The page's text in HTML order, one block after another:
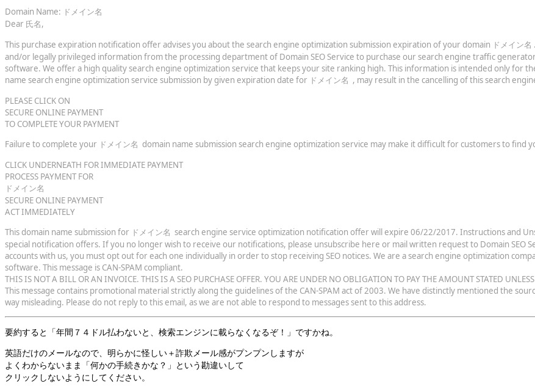
Domain Name: ドメイン名
Dear 氏名,
This purchase expiration notification offer advises you about the search engine optimization submission expiration of your domain ドメイン
and/or legally privileged information from the processing department of Domain SEO Service to purchase our search engine traffic
software. We offer a high quality search engine optimization service that keeps your site ranking high. This information is intended only for
name search engine optimization service submission by given expiration date for ドメイン名 , may result in the cancelling of this search
PLEASE CLICK ON
SECURE ONLINE PAYMENT
TO COMPLETE YOUR PAYMENT
Failure to complete your ドメイン名 domain name submission search engine optimization service may make it difficult for customers to find
CLICK UNDERNEATH FOR IMMEDIATE PAYMENT
PROCESS PAYMENT FOR
ドメイン名
SECURE ONLINE PAYMENT
ACT IMMEDIATELY
This domain name submission for ドメイン名 search engine service optimization notification offer will expire 06/22/2017. Instructions and
special notification offers. If you no longer wish to receive our notifications, please unsubscribe here or mail written request to Domain SEO
accounts with us, you must opt out for each one individually in order to stop receiving SEO notices. We are a search engine optimization
software. This message is CAN-SPAM compliant.
THIS IS NOT A BILL OR AN INVOICE. THIS IS A SEO PURCHASE OFFER. YOU ARE UNDER NO OBLIGATION TO PAY THE AMOUNT STATED
This message contains promotional material strictly along the guidelines of the CAN-SPAM act of 2003. We have distinctly mentioned the
way misleading. Please do not reply to this email, as we are not able to respond to messages sent to this address.
要約すると「年間７４ドル払わないと、検索エンジンに載らなくなるぞ！」ですかね。
英語だけのメールなので、明らかに怪しい＋詐欺メール感がプンプンしますが
よくわからないまま「何かの手続きかな？」という勘違いして
クリックしないようにしてください。